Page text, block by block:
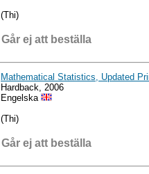
(Thi)
Går ej att beställa
Mathematical Statistics, Updated
Hardback, 2006
Engelska
(Thi)
Går ej att beställa